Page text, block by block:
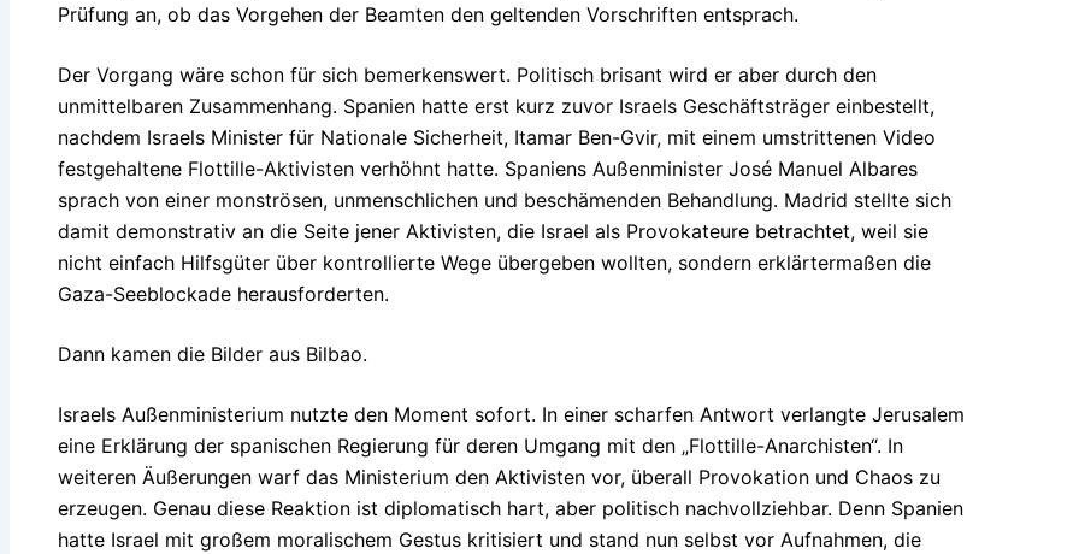
Prüfung an, ob das Vorgehen der Beamten den geltenden Vorschriften entsprach.
Der Vorgang wäre schon für sich bemerkenswert. Politisch brisant wird er aber durch den
unmittelbaren Zusammenhang. Spanien hatte erst kurz zuvor Israels Geschäftsträger einbestellt,
nachdem Israels Minister für Nationale Sicherheit, Itamar Ben-Gvir, mit einem umstrittenen Video
festgehaltene Flottille-Aktivisten verhöhnt hatte. Spaniens Außenminister José Manuel Albares
sprach von einer monströsen, unmenschlichen und beschämenden Behandlung. Madrid stellte sich
damit demonstrativ an die Seite jener Aktivisten, die Israel als Provokateure betrachtet, weil sie
nicht einfach Hilfsgüter über kontrollierte Wege übergeben wollten, sondern erklärtermaßen die
Gaza-Seeblockade herausforderten.
Dann kamen die Bilder aus Bilbao.
Israels Außenministerium nutzte den Moment sofort. In einer scharfen Antwort verlangte Jerusalem
eine Erklärung der spanischen Regierung für deren Umgang mit den „Flottille-Anarchisten“. In
weiteren Äußerungen warf das Ministerium den Aktivisten vor, überall Provokation und Chaos zu
erzeugen. Genau diese Reaktion ist diplomatisch hart, aber politisch nachvollziehbar. Denn Spanien
hatte Israel mit großem moralischem Gestus kritisiert und stand nun selbst vor Aufnahmen, die